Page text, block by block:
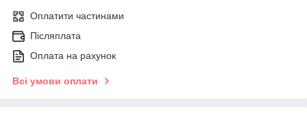
Оплатити частинами
Післяплата
Оплата на рахунок
Всі умови оплати